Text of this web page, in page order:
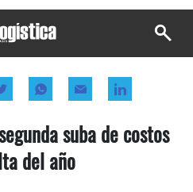
suba de costos
del año